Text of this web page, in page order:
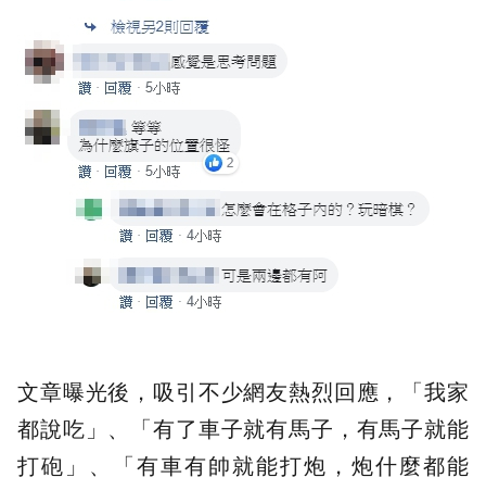
文章曝光後，吸引不少網友熱烈回應，「我家
都說吃」、「有了車子就有馬子，有馬子就能
打砲」、「有車有帥就能打炮，炮什麼都能